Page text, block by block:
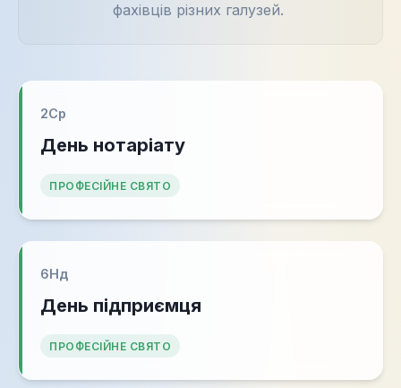
фахівців різних галузей.
2Ср
День нотаріату
ПРОФЕСІЙНЕ СВЯТО
6Нд
День підприємця
ПРОФЕСІЙНЕ СВЯТО